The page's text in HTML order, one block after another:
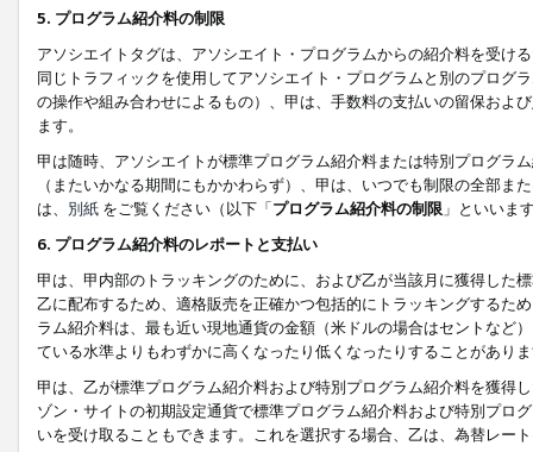
5. プログラム紹介料の制限
アソシエイトタグは、アソシエイト・プログラムからの紹介料を受け
同じトラフィックを使用してアソシエイト・プログラムと別のプログ
の操作や組み合わせによるもの）、甲は、手数料の支払いの留保およ
ます。
甲は随時、アソシエイトが標準プログラム紹介料または特別プログラ
（またいかなる期間にもかかわらず）、甲は、いつでも制限の全部
は、 別紙 をご覧ください（以下「プログラム紹介料の制限 」といいま
6. プログラム紹介料のレポートと支払い
甲は、甲内部のトラッキングのために、および乙が当該月に獲得した
乙に配布するため、適格販売を正確かつ包括的にトラッキングするた
ラム紹介料は、最も近い現地通貨の金額（米ドルの場合はセントなど
ている水準よりもわずかに高くなったり低くなったりすることがあり
甲は、乙が標準プログラム紹介料および特別プログラム紹介料を獲得
ゾン・サイトの初期設定通貨で標準プログラム紹介料および特別プロ
いを受け取ることもできます。これを選択する場合、乙は、為替レー